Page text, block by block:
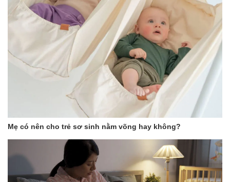
Xe đẩy 2 chiều Baobaohao V16 màu đen
Xe đẩy 2 chiều, ghế ngả 175 đô
Baobaohao V16 được thiết kế ghế xoay 2 chiều dễ dàng, giúp mẹ
linh hoạt trong sử dụng cho bé. Phần lưng ghế có thể thảy đổi 3
góc độ: ngồi, ngả và nằm với góc điều chỉnh tối đa lên đến 175
độ, kết hợp phần để chân có thế kéo dài tăng không gian nằm
cho bé.
Mẹ có nên cho trẻ sơ sinh nằm võng hay không?